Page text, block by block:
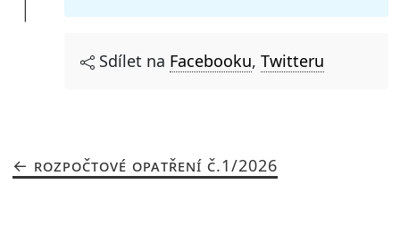
Sdílet na Facebooku, Twitteru
ROZPOČTOVÉ OPATŘENÍ Č.1/2026